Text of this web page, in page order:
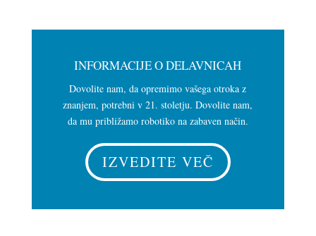
INFORMACIJE O DELAVNICAH
Dovolite nam, da opremimo vašega otroka z
znanjem, potrebni v 21. stoletju. Dovolite nam,
da mu približamo robotiko na zabaven način.
IZVEDITE VEČ